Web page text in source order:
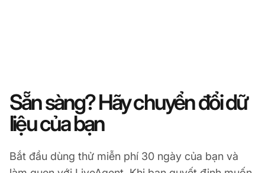
Sẵn sàng? Hãy chuyển đổi dữ
liệu của bạn
Bắt đầu dùng thử miễn phí 30 ngày của bạn và